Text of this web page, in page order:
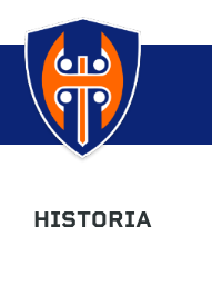
HISTORIA